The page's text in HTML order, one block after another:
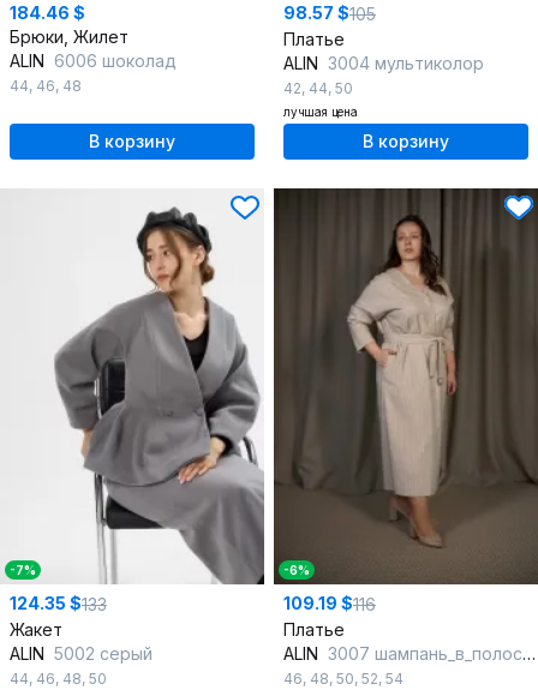
184.46 $
Брюки, Жилет
ALIN 6006 шоколад
44, 46, 48
В корзину
98.57 $105
Платье
ALIN 3004 мультиколор
42, 44, 50
лучшая цена
В корзину
-7%
124.35 $133
Жакет
ALIN 5002 серый
44, 46, 48, 50
-6%
109.19 $116
Платье
ALIN 3007 шампань_в_полоску
46, 48, 50, 52, 54